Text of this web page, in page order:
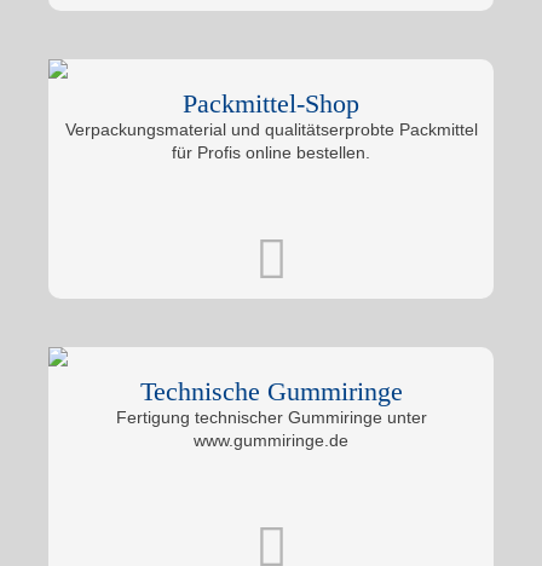
Packmittel-Shop
Verpackungsmaterial und qualitätserprobte Packmittel
für Profis online bestellen.
Technische Gummiringe
Fertigung technischer Gummiringe unter
www.gummiringe.de